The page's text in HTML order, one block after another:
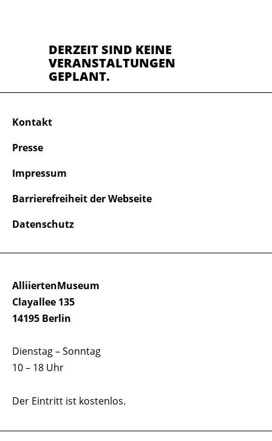
DERZEIT SIND KEINE
VERANSTALTUNGEN
GEPLANT.
AlliiertenMuseum
Clayallee 135
14195 Berlin
Dienstag – Sonntag
10 – 18 Uhr
Der Eintritt ist kostenlos.
Kontakt
Presse
Impressum
Barrierefreiheit der Webseite
Datenschutz